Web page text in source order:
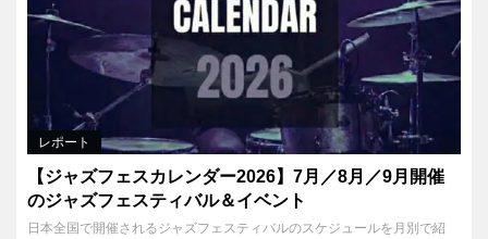
レポート
【ジャズフェスカレンダー2026】7月／8月／9月開催
のジャズフェスティバル＆イベント
日本全国で開催されるジャズフェスティバルのスケジュールを月別で紹